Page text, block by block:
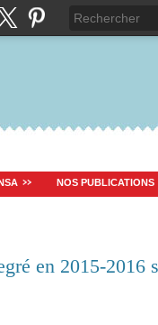
NOS PUBLICATIONS
en 2015-2016